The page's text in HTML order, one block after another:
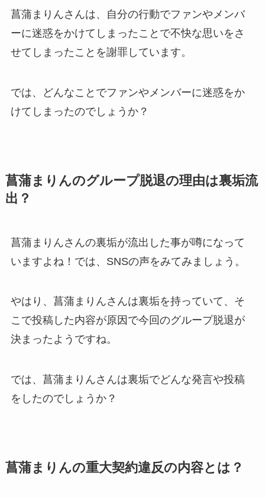
菖蒲まりんさんは、自分の行動でファンやメンバ
ーに迷惑をかけてしまったことで不快な思いをさ
せてしまったことを謝罪しています。
では、どんなことでファンやメンバーに迷惑をか
けてしまったのでしょうか？
菖蒲まりんのグループ脱退の理由は裏垢流
出？
菖蒲まりんさんの裏垢が流出した事が噂になって
いますよね！では、SNSの声をみてみましょう。
やはり、菖蒲まりんさんは裏垢を持っていて、そ
こで投稿した内容が原因で今回のグループ脱退が
決まったようですね。
では、菖蒲まりんさんは裏垢でどんな発言や投稿
をしたのでしょうか？
菖蒲まりんの重大契約違反の内容とは？